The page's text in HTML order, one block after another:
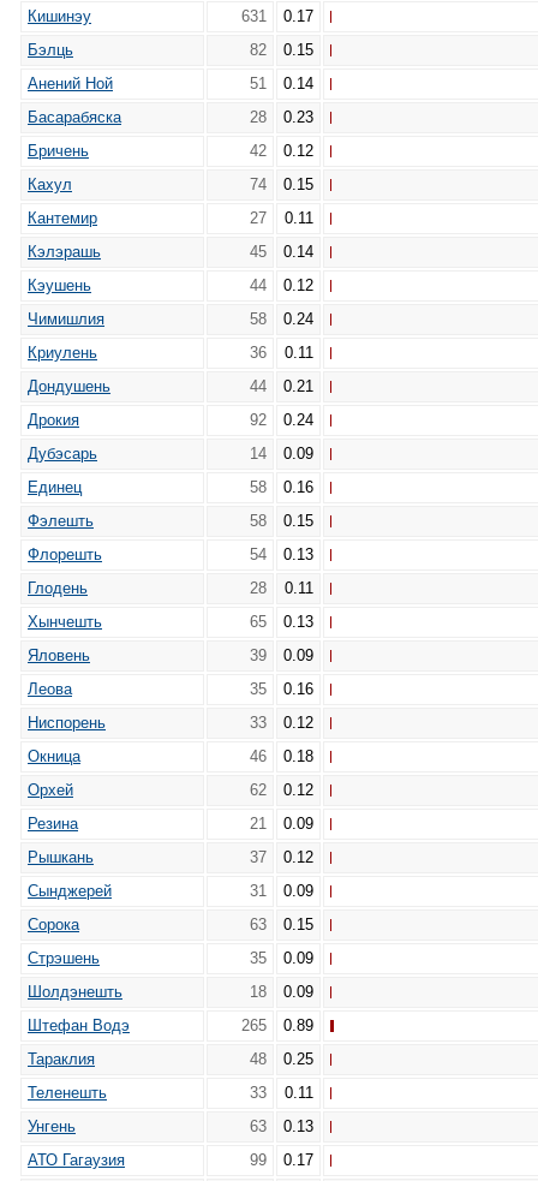
Кишинэу
631
0.17
Бэлць
82
0.15
Анений Ной
51
0.14
Басарабяска
28
0.23
Бричень
42
0.12
Кахул
74
0.15
Кантемир
27
0.11
Кэлэрашь
45
0.14
Кэушень
44
0.12
Чимишлия
58
0.24
Криулень
36
0.11
Дондушень
44
0.21
Дрокия
92
0.24
Дубэсарь
14
0.09
Единец
58
0.16
Фэлешть
58
0.15
Флорешть
54
0.13
Глодень
28
0.11
Хынчешть
65
0.13
Яловень
39
0.09
Леова
35
0.16
Ниспорень
33
0.12
Окница
46
0.18
Орхей
62
0.12
Резина
21
0.09
Рышкань
37
0.12
Сынджерей
31
0.09
Сорока
63
0.15
Стрэшень
35
0.09
Шолдэнешть
18
0.09
Штефан Водэ
265
0.89
Тараклия
48
0.25
Теленешть
33
0.11
Унгень
63
0.13
АТО Гагаузия
99
0.17